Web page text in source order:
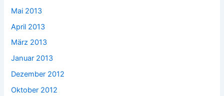
Mai 2013
April 2013
März 2013
Januar 2013
Dezember 2012
Oktober 2012